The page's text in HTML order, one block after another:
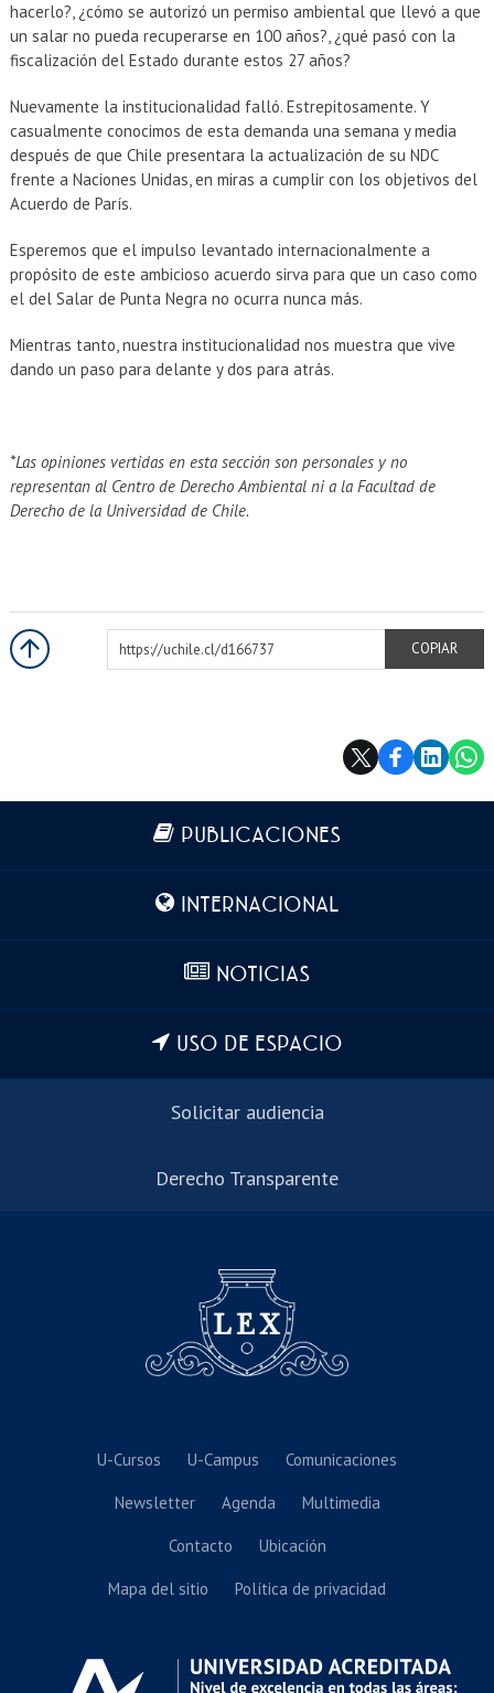
hacerlo?, ¿cómo se autorizó un permiso ambiental que llevó a que
un salar no pueda recuperarse en 100 años?, ¿qué pasó con la
fiscalización del Estado durante estos 27 años?
Nuevamente la institucionalidad falló. Estrepitosamente. Y
casualmente conocimos de esta demanda una semana y media
después de que Chile presentara la actualización de su NDC
frente a Naciones Unidas, en miras a cumplir con los objetivos del
Acuerdo de París.
Esperemos que el impulso levantado internacionalmente a
propósito de este ambicioso acuerdo sirva para que un caso como
el del Salar de Punta Negra no ocurra nunca más.
Mientras tanto, nuestra institucionalidad nos muestra que vive
dando un paso para delante y dos para atrás.
*Las opiniones vertidas en esta sección son personales y no
representan al Centro de Derecho Ambiental ni a la Facultad de
Derecho de la Universidad de Chile.
https://uchile.cl/d166737
COPIAR
Más información
PUBLICACIONES
INTERNACIONAL
NOTICIAS
USO DE ESPACIO
Solicitar audiencia
Derecho Transparente
U-Cursos U-Campus Comunicaciones
Newsletter Agenda Multimedia
Contacto Ubicación
Mapa del sitio Política de privacidad